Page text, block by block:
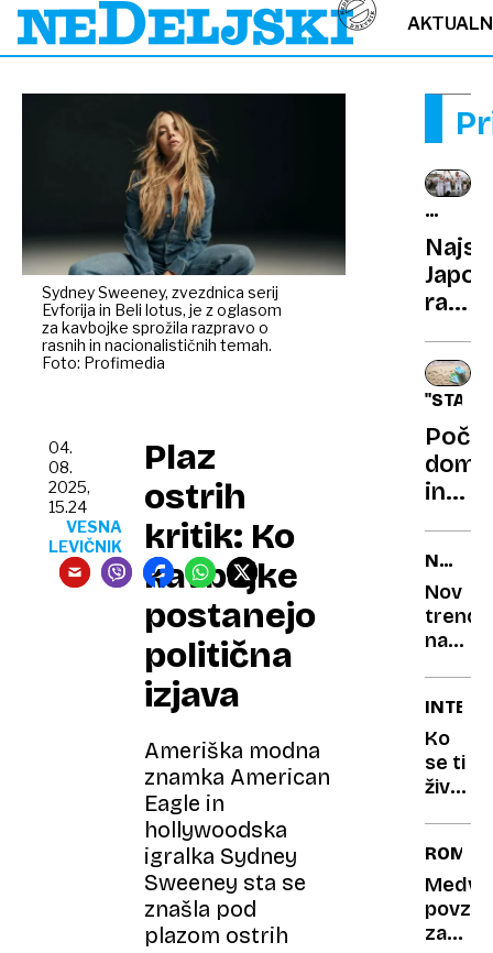
Sydney Sweeney, zvezdnica serij
Evforija in Beli lotus, je z oglasom
za kavbojke sprožila razpravo o
rasnih in nacionalističnih temah.
Foto: Profimedia
Plaz
ostrih
kritik: Ko
kavbojke
postanejo
politična
izjava
Ameriška modna
znamka American
Eagle in
hollywoodska
igralka Sydney
Sweeney sta se
znašla pod
plazom ostrih
04.
08.
2025,
15.24
VESNA
LEVIČNIK
STARA
114
LET
doma
in
NOVA
Nov
trend
na
za
Ko
se ti
glavo:
»Zdelo
se
mi je